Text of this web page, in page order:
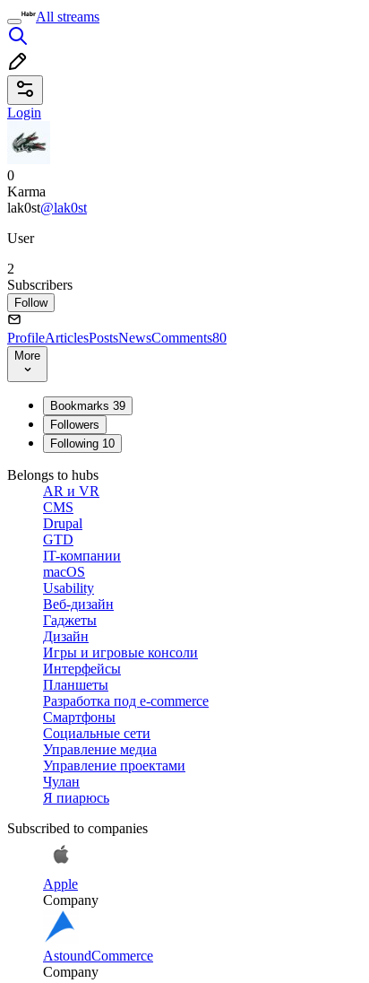
All streams
Login
0
Karma
lak0st@lak0st
User
2
Subscribers
Follow
ProfileArticlesPostsNewsComments80
More
Bookmarks 39
Followers
Following 10
Belongs to hubs
AR и VR
CMS
Drupal
GTD
IT-компании
macOS
Usability
Веб-дизайн
Гаджеты
Дизайн
Игры и игровые консоли
Интерфейсы
Планшеты
Разработка под e-commerce
Смартфоны
Социальные сети
Управление медиа
Управление проектами
Чулан
Я пиарюсь
Subscribed to companies
Apple
Company
AstoundCommerce
Company